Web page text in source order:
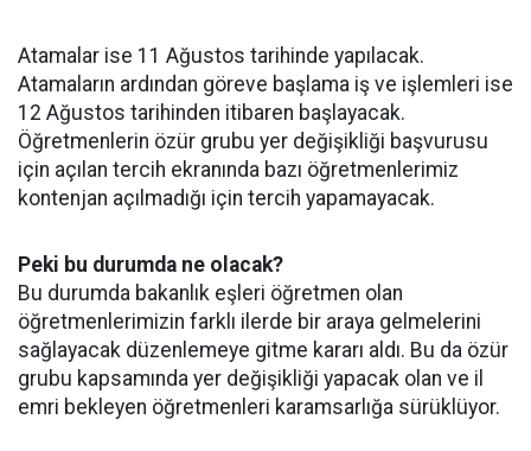
Atamalar ise 11 Ağustos tarihinde yapılacak.
Atamaların ardından göreve başlama iş ve işlemleri ise
12 Ağustos tarihinden itibaren başlayacak.
Öğretmenlerin özür grubu yer değişikliği başvurusu
için açılan tercih ekranında bazı öğretmenlerimiz
kontenjan açılmadığı için tercih yapamayacak.
Peki bu durumda ne olacak?
Bu durumda bakanlık eşleri öğretmen olan
öğretmenlerimizin farklı ilerde bir araya gelmelerini
sağlayacak düzenlemeye gitme kararı aldı. Bu da özür
grubu kapsamında yer değişikliği yapacak olan ve il
emri bekleyen öğretmenleri karamsarlığa sürüklüyor.